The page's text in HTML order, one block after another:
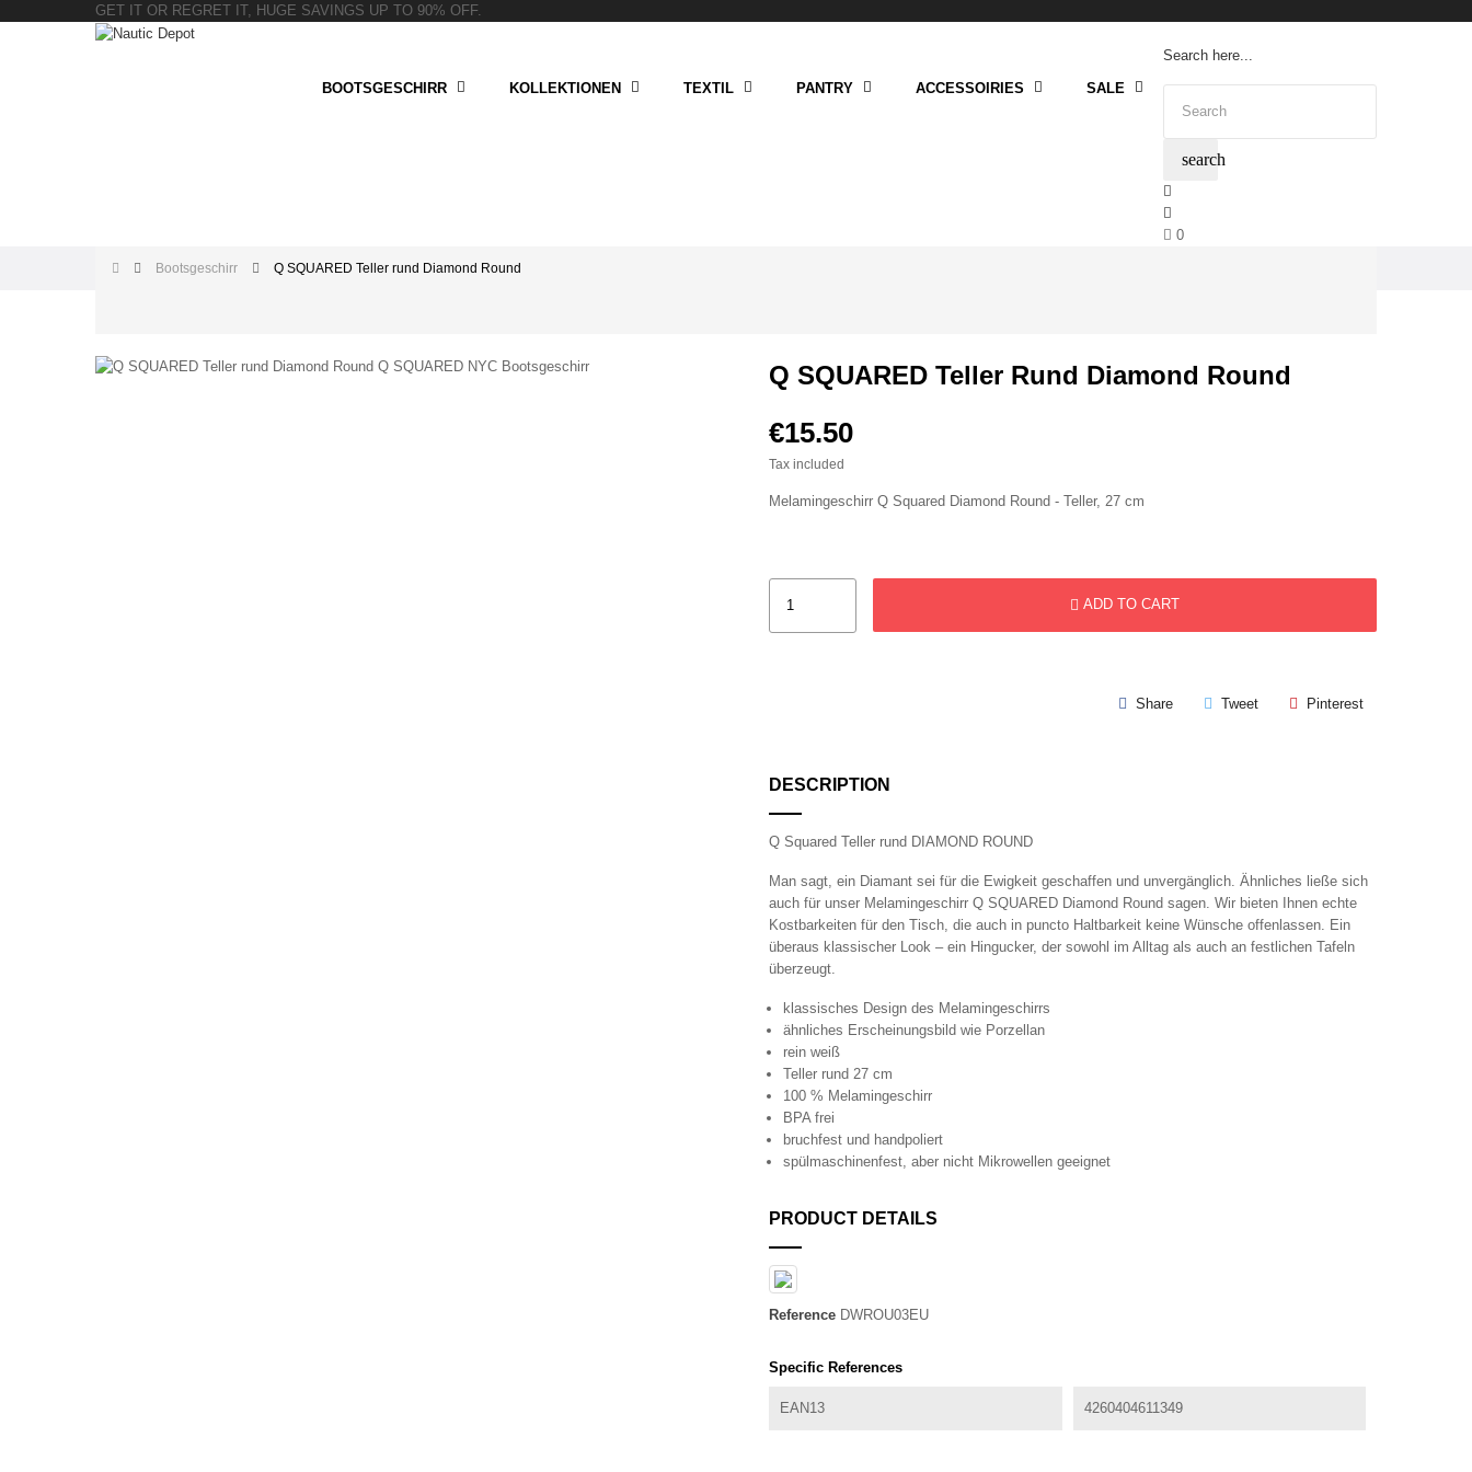
GET IT OR REGRET IT, HUGE SAVINGS UP TO 90% OFF.
BOOTSGESCHIRR KOLLEKTIONEN TEXTIL PANTRY ACCESSOIRIES SALE
Search here...
search
0
Bootsgeschirr Q SQUARED Teller rund Diamond Round
Q SQUARED Teller Rund Diamond Round
€15.50
Tax included
Melamingeschirr Q Squared Diamond Round - Teller, 27 cm
ADD TO CART
Share Tweet Pinterest
DESCRIPTION
Q Squared Teller rund DIAMOND ROUND
Man sagt, ein Diamant sei für die Ewigkeit geschaffen und unvergänglich. Ähnliches ließe sich
auch für unser Melamingeschirr Q SQUARED Diamond Round sagen. Wir bieten Ihnen echte
Kostbarkeiten für den Tisch, die auch in puncto Haltbarkeit keine Wünsche offenlassen. Ein
überaus klassischer Look – ein Hingucker, der sowohl im Alltag als auch an festlichen Tafeln
überzeugt.
klassisches Design des Melamingeschirrs
ähnliches Erscheinungsbild wie Porzellan
rein weiß
Teller rund 27 cm
100 % Melamingeschirr
BPA frei
bruchfest und handpoliert
spülmaschinenfest, aber nicht Mikrowellen geeignet
PRODUCT DETAILS
Reference DWROU03EU
Specific References
EAN13 4260404611349